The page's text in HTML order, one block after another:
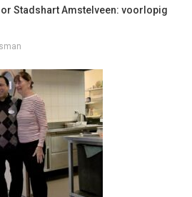
Stadshart Amstelveen: voorlopig